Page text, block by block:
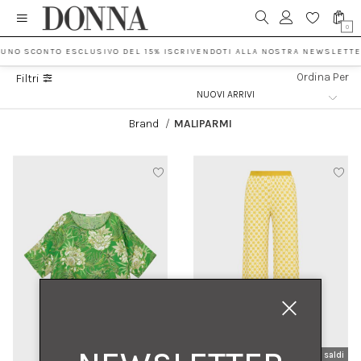
0
SCONTO ESCLUSIVO DEL 15% ISCRIVENDOTI ALLA NOSTRA
Filtri Ordina Per
Brand / MALIPARMI
nuovi arrivi
saldi nuovi arrivi
saldi